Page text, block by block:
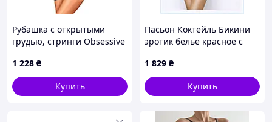
Рубашка с открытыми
грудью, стринги Obsessive
Снижка Страус
1 228 ₴
Купить
Пасьон Коктейль Бикини
эротик белье красное с
1 829 ₴
Купить